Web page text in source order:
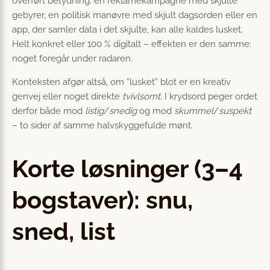
gebyrer, en politisk manøvre med skjult dagsorden eller en
app, der samler data i det skjulte, kan alle kaldes lusket.
Helt konkret eller 100 % digitalt – effekten er den samme:
noget foregår under radaren.
Konteksten afgør altså, om ”lusket” blot er en kreativ
genvej eller noget direkte tvivlsomt. I krydsord peger ordet
derfor både mod listig/snedigog mod skummel/suspekt
– to sider af samme halvskyggefulde mønt.
Korte løsninger (3–4
bogstaver): snu,
sned, list